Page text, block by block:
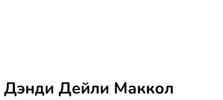
полиці.
Дэнди Дейли Маккол